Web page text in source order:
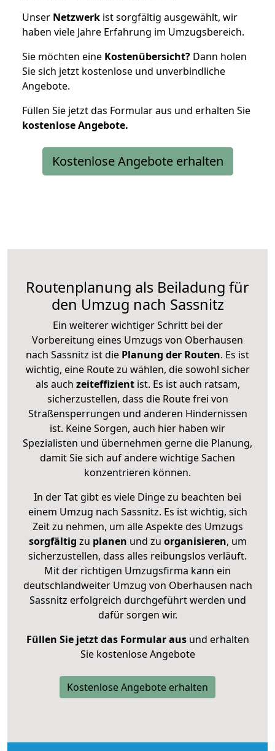
Unser Netzwerk ist sorgfältig ausgewählt, wir
haben viele Jahre Erfahrung im Umzugsbereich.
Sie möchten eine Kostenübersicht? Dann holen
Sie sich jetzt kostenlose und unverbindliche
Angebote.
Füllen Sie jetzt das Formular aus und erhalten Sie
kostenloseAngebote.
Kostenlose Angebote erhalten
Routenplanung als Beiladung für
den Umzug nach Sassnitz
Ein weiterer wichtiger Schritt bei der
Vorbereitung eines Umzugs von Oberhausen
nach Sassnitz ist die Planung der Routen. Es ist
wichtig, eine Route zu wählen, die sowohl sicher
als auch zeiteffizientist. Es ist auch ratsam,
sicherzustellen, dass die Route frei von
Straßensperrungen und anderen Hindernissen
ist. Keine Sorgen, auch hier haben wir
Spezialisten und übernehmen gerne die Planung,
damit Sie sich auf andere wichtige Sachen
konzentrieren können.
In der Tat gibt es viele Dinge zu beachten bei
einem Umzug nach Sassnitz. Es ist wichtig, sich
Zeit zu nehmen, um alle Aspekte des Umzugs
sorgfältig zu planen und zu organisieren, um
sicherzustellen, dass alles reibungslos verläuft.
Mit der richtigen Umzugsfirma kann ein
deutschlandweiter Umzug von Oberhausen nach
Sassnitz erfolgreich durchgeführt werden und
dafür sorgen wir.
Füllen Sie jetzt das Formular ausund erhalten
Sie kostenlose Angebote
Kostenlose Angebote erhalten